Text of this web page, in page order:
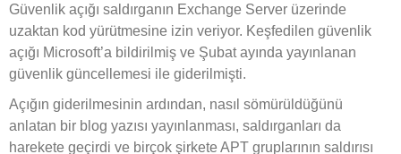
Güvenlik açığı saldırganın Exchange Server üzerinde
uzaktan kod yürütmesine izin veriyor. Keşfedilen güvenlik
açığı Microsoft’a bildirilmiş ve Şubat ayında yayınlanan
güvenlik güncellemesi ile giderilmişti.
Açığın giderilmesinin ardından, nasıl sömürüldüğünü
anlatan bir blog yazısı yayınlanması, saldırganları da
harekete geçirdi ve birçok şirkete APT gruplarının saldırısı